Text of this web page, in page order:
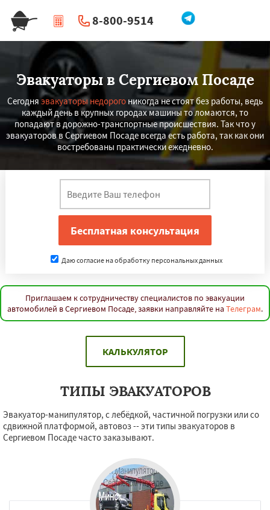
8-800-9514
| Перезвоните мне
Эвакуаторы в Сергиевом Посаде
Сегодняэвакуаторы недорого никогда не стоят без работы, ведь
каждый день в крупных городах машины то ломаются, то
попадают в дорожно-транспортные происшествия. Так что у
эвакуаторов в Сергиевом Посаде всегда есть работа, так как они
востребованы практически ежедневно.
Даю согласие на обработку персональных данных
Приглашаем к сотрудничеству специалистов по эвакуации
автомобилей в Сергиевом Посаде, заявки направляйте на Телеграм.
КАЛЬКУЛЯТОР
ТИПЫ ЭВАКУАТОРОВ
Эвакуатор-манипулятор, с лебёдкой, частичной погрузки или со
сдвижной платформой, автовоз -- эти типы эвакуаторов в
Сергиевом Посаде часто заказывают.